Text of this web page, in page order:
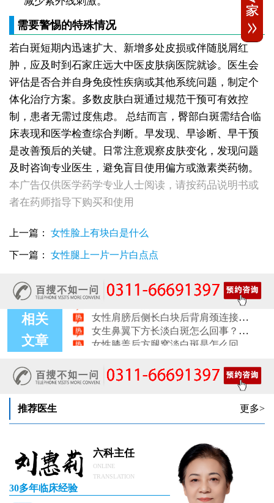
需要警惕的特殊情况
若白斑短期内迅速扩大、新增多处皮损或伴随脱屑红
肿，应及时到石家庄远大中医皮肤病医院就诊。医生会
评估是否合并自身免疫性疾病或其他系统问题，制定个
体化治疗方案。多数皮肤白斑通过规范干预可有效控
制，患者无需过度焦虑。
总结而言，臀部白斑需结合临
床表现和医学检查综合判断。早发现、早诊断、早干预
是改善预后的关键。日常注意观察皮肤变化，发现问题
及时咨询专业医生，避免盲目使用偏方或激素类药物。
本广告仅供医学药学专业人士阅读，请按药品说明书或
者在药师指导下购买和使用
上一篇： 女性脸上有块白是什么
下一篇： 女性腿上一片一片白点点
相关
文章
女性后背腰窝长小白点凹陷处色素变淡，是白癜风早期症状吗
女生脚踝骨节凸起处长白斑 脱色原因与应对方法
女性全身零星长浅白点多处小块白斑是什么
女性手指关节长小白块指关节发白会不会扩
女性尾椎骨白斑是白癜风吗后背浅色皮损判断
眼角细小白点、眼周浅色斑块，严重吗
女性肩膀后侧长白块后背肩颈连接处发白怎么回事
女生鼻翼下方长淡白斑怎么回事？鼻下皮肤发白原因详解
女性膝盖后方腿窝淡白斑是怎么回事 隐蔽处白斑咨询
女生小腿迎面骨长白斑，腿部正面发白解答
女生手腕外侧长小白斑且日常活动发白，警惕白癜风信号
女生后腰中间长淡色斑腰部正中发白要紧吗
推荐医生 更多>
六科主任
ONLINE
TRANSLATION
30多年临床经验